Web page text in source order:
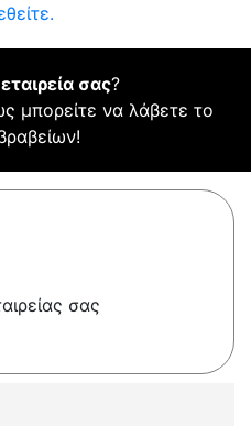
σας?
μπορείτε να λάβετε το
σας